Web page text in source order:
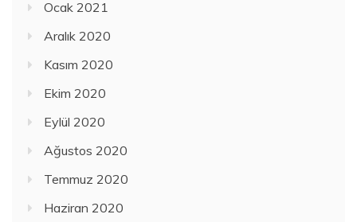
Ocak 2021
Aralık 2020
Kasım 2020
Ekim 2020
Eylül 2020
Ağustos 2020
Temmuz 2020
Haziran 2020